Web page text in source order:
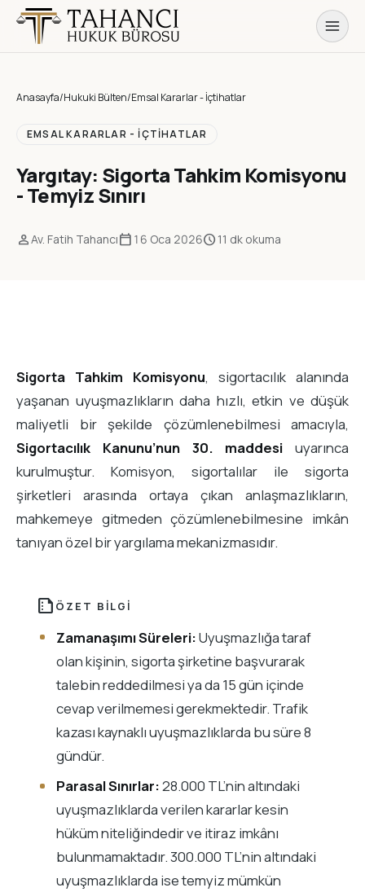
Anasayfa/Hukuki Bülten/Emsal Kararlar - İçtihatlar
EMSAL KARARLAR - İÇTIHATLAR
Yargıtay: Sigorta Tahkim Komisyonu
- Temyiz Sınırı
personAv. Fatih Tahancıcalendar_today 16 Oca 2026schedule11 dk okuma
Sigorta Tahkim Komisyonu, sigortacılık alanında
yaşanan uyuşmazlıkların daha hızlı, etkin ve düşük
maliyetli bir şekilde çözümlenebilmesi amacıyla,
Sigortacılık Kanunu’nun 30. maddesi uyarınca
kurulmuştur. Komisyon, sigortalılar ile sigorta
şirketleri arasında ortaya çıkan anlaşmazlıkların,
mahkemeye gitmeden çözümlenebilmesine imkân
tanıyan özel bir yargılama mekanizmasıdır.
summarize ÖZET BILGI
Zamanaşımı Süreleri:Uyuşmazlığa taraf
olan kişinin, sigorta şirketine başvurarak
talebin reddedilmesi ya da 15 gün içinde
cevap verilmemesi gerekmektedir. Trafik
kazası kaynaklı uyuşmazlıklarda bu süre 8
gündür.
Parasal Sınırlar:28.000 TL’nin altındaki
uyuşmazlıklarda verilen kararlar kesin
hüküm niteliğindedir ve itiraz imkânı
bulunmamaktadır. 300.000 TL’nin altındaki
uyuşmazlıklarda ise temyiz mümkün